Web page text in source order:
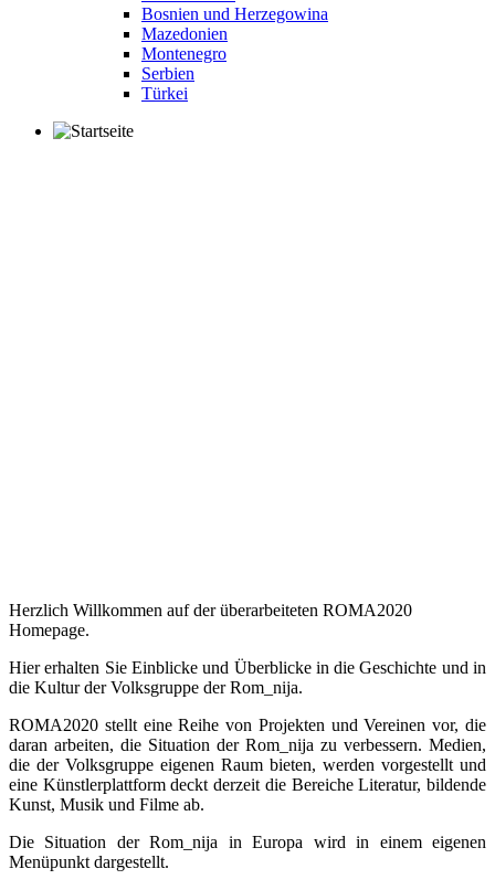
Bosnien und Herzegowina
Mazedonien
Montenegro
Serbien
Türkei
Herzlich Willkommen auf der überarbeiteten ROMA2020
Homepage.
Hier erhalten Sie Einblicke und Überblicke in die Geschichte und in
die Kultur der Volksgruppe der Rom_nija.
ROMA2020 stellt eine Reihe von Projekten und Vereinen vor, die
daran arbeiten, die Situation der Rom_nija zu verbessern. Medien,
die der Volksgruppe eigenen Raum bieten, werden vorgestellt und
eine Künstlerplattform deckt derzeit die Bereiche Literatur, bildende
Kunst, Musik und Filme ab.
Die Situation der Rom_nija in Europa wird in einem eigenen
Menüpunkt dargestellt.